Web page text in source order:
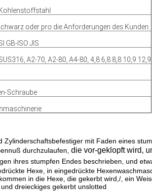
oder pro die Anforderungen des Kunden.
GB-ISO JIS
A2-70, A2-80, A4-80, 4,8 6,8 8,8 10,9 12,9
Schraube
Zylinderschaftsbefestiger mit Faden eines
durchzulaufen, die vor-geklopft wird,
ihres stumpfen Endes beschrieben, und
Hexe, in eingedrückte
in die Hexe, die gekerbt wird,/, ein
dreieckiges gekerbt unslotted